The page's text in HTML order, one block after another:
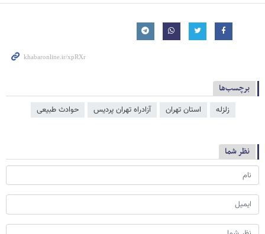
برچسب‌ها
زلزله استان تهران آزادراه تهران پردیس حوادث طبیعی
نظر شما